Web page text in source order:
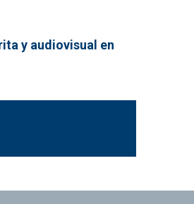
y audiovisual en